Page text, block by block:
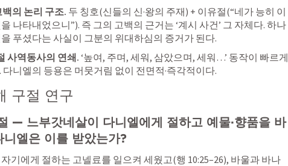
백의 논리 구조. 두 칭호(신들의 신·왕의 주재) + 이유절(“네가 능히 이
나타내었으니”). 즉 그의 고백의 근거는 ‘계시 사건’ 그 자체다. 하나
푸셨다는 사실이 그분의 위대하심의 증거가 된다.
사역동사의 연쇄. ‘높여, 주며, 세워, 삼았으며, 세워…’ 동작이 빠르게
다니엘의 등용은 머뭇거림 없이 전면적·즉각적이다.
구절 연구
— 느부갓네살이 다니엘에게 절하고 예물·향품을 바
니엘은 이를 받았는가?
기에게 절하는 고넬료를 일으켜 세웠고(행 10:25–26), 바울과 바나